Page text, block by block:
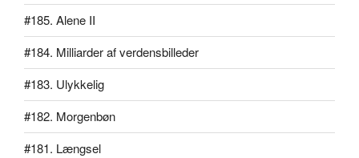
#185. Alene II
#184. Milliarder af verdensbilleder
#183. Ulykkelig
#182. Morgenbøn
#181. Længsel